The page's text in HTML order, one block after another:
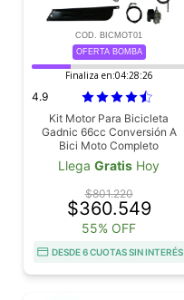
COD. BICMOT01
OFERTA BOMBA
Finaliza en:04:28:25
4.9
Kit Motor Para Bicicleta
Gadnic 66cc Conversión A
Bici Moto Completo
Llega Gratis Hoy
$801.220
$360.549
55% OFF
DESDE 6 CUOTAS SIN INTERÉS